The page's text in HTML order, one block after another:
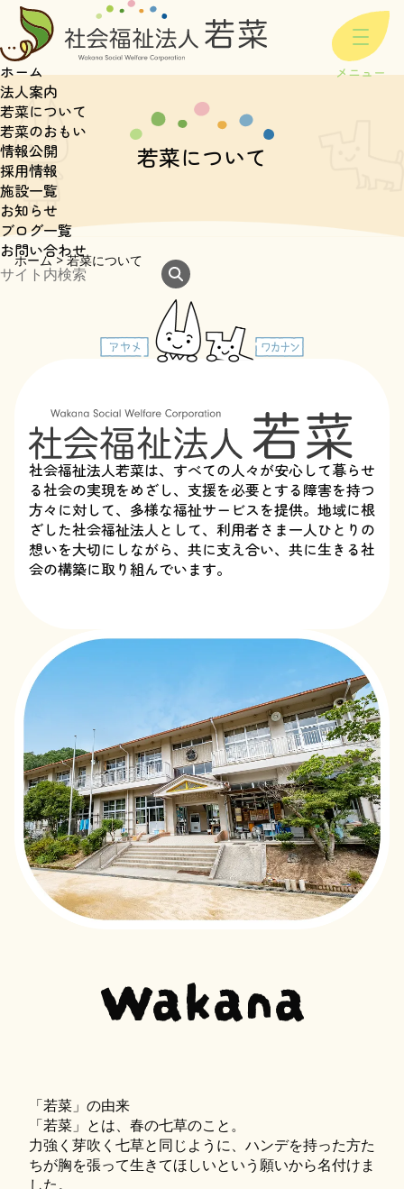
ホーム
法人案内
若菜について
若菜のおもい
情報公開
採用情報
施設一覧
お知らせ
ブログ一覧
お問い合わせ
若菜について
ホーム>若菜について
社会福祉法人若菜は、すべての人々が安心して暮らせ
る社会の実現をめざし、支援を必要とする障害を持つ
方々に対して、多様な福祉サービスを提供。地域に根
ざした社会福祉法人として、利用者さま一人ひとりの
想いを大切にしながら、共に支え合い、共に生きる社
会の構築に取り組んでいます。
Wakana
「若菜」の由来
「若菜」とは、春の七草のこと。
力強く芽吹く七草と同じように、ハンデを持った方た
ちが胸を張って生きてほしいという願いから名付けま
した。